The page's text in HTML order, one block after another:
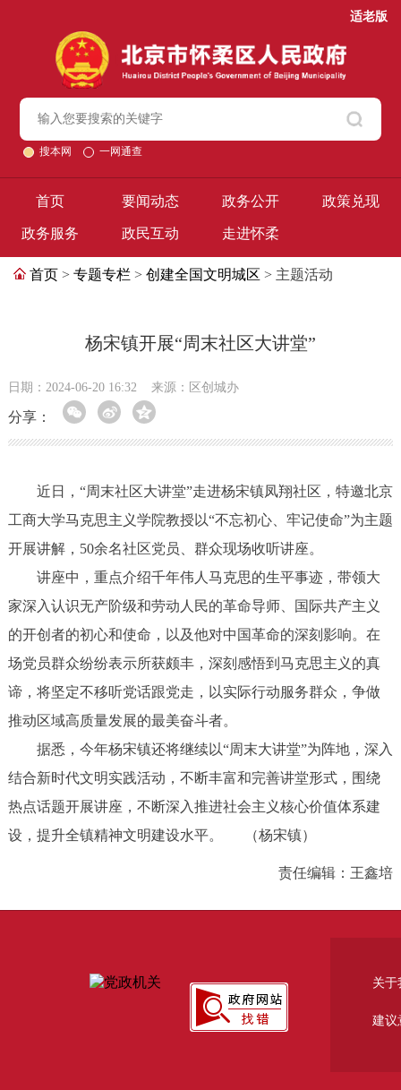
适老版
搜本网 一网通查
首页 要闻动态 政务公开 政策兑现
政务服务 政民互动 走进怀柔
首页 > 专题专栏 > 创建全国文明城区 > 主题活动
杨宋镇开展“周末社区大讲堂”
日期：2024-06-20 16:32 来源：区创城办
分享：
近日，“周末社区大讲堂”走进杨宋镇凤翔社区，特邀北京
工商大学马克思主义学院教授以“不忘初心、牢记使命”为主题
开展讲解，50余名社区党员、群众现场收听讲座。
讲座中，重点介绍千年伟人马克思的生平事迹，带领大
家深入认识无产阶级和劳动人民的革命导师、国际共产主义
的开创者的初心和使命，以及他对中国革命的深刻影响。在
场党员群众纷纷表示所获颇丰，深刻感悟到马克思主义的真
谛，将坚定不移听党话跟党走，以实际行动服务群众，争做
推动区域高质量发展的最美奋斗者。
据悉，今年杨宋镇还将继续以“周末大讲堂”为阵地，深入
结合新时代文明实践活动，不断丰富和完善讲堂形式，围绕
热点话题开展讲座，不断深入推进社会主义核心价值体系建
设，提升全镇精神文明建设水平。 （杨宋镇）
责任编辑：王鑫培
关于
建议